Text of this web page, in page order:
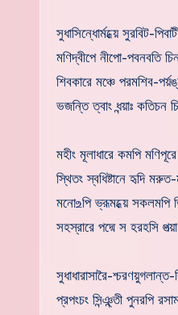
সুধাসিন্ধোর্মধ্য়ে সুরবিট-
মণিদ্বীপে নীপো-পবনবতি
শিবকারে মঞ্চে পরমশিব-
ভজন্তি ত্বাং ধন্য়াঃ কতিচন
মহীং মূলাধারে কমপি
স্থিতং স্বধিষ্টানে হৃদি মরুত-
মনো‌உপি ভ্রূমধ্য়ে সকলমপি
সহস্রারে পদ্মে স হরহসি
সুধাধারাসারৈ-শ্চরণয়ুগলান্ত-
প্রপংচং সিন্ঞ্ন্তী পুনরপি